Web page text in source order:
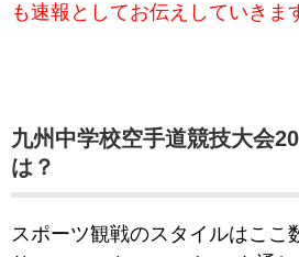
も速報としてお伝えしていきま
九州中学校空手道競技大会
は？
スポーツ観戦のスタイルはここ